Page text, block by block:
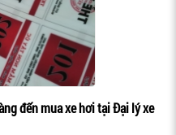
đến mua xe hơi tại Đại lý xe